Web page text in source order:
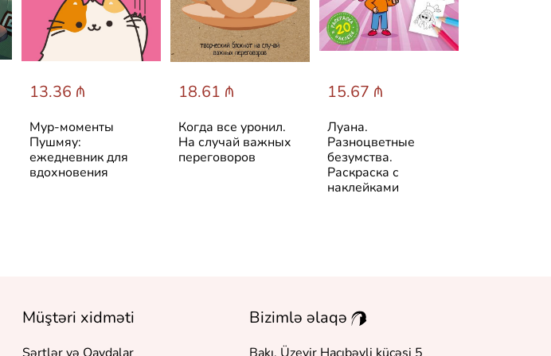
13.36 ₼
Мур-моменты
Пушмяу:
ежедневник для
вдохновения
18.61 ₼
Когда все уронил.
На случай важных
переговоров
15.67 ₼
Луана.
Разноцветные
безумства.
Раскраска с
наклейками
Müştəri xidməti Bizimlə əlaqə